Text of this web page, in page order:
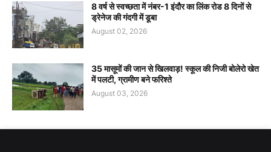
8 वर्ष से स्वच्छता में नंबर-1 इंदौर का लिंक रोड 8 दिनों से
ड्रेनेज की गंदगी में डूबा
August 02, 2026
35 मासूमों की जान से खिलवाड़! स्कूल की निजी बोलेरो खेत
में पलटी, ग्रामीण बने फरिश्ते
August 03, 2026